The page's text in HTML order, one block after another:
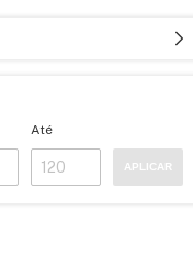
Até
APLICAR